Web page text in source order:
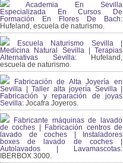
Academia En Sevilla
Especializada En Cursos De
Formación En Flores De Bach:
Hufeland, escuela de naturismo.
Escuela Naturismo Sevilla |
Medicina Natural Sevilla | Terapias
Alternativas Sevilla: Hufeland,
escuela de naturismo.
Fabricación de Alta Joyería en
Sevilla | Taller alta joyería Sevilla |
Fabricación y reparación de joyas
Sevilla: Jocafra Joyeros.
Fabricante máquinas de lavado
de coches | Fabricación centros de
lavado de coches | Instaladores
boxes de lavado de coches |
Autolavados | Lavamascotas:
IBERBOX 3000.